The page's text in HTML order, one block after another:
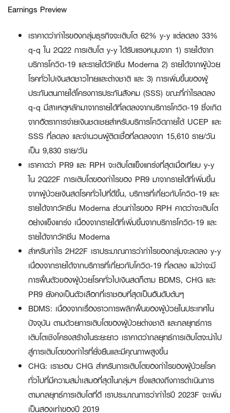
Earnings Preview
เราคาดว่ากำไรของกลุ่มธุรกิจจะเติบโต 62% y-y แต่ลดลง 33%
q-q ใน 2Q22 การเติบโต y-y ได้รับแรงหนุนจาก 1) รายได้จาก
บริการโควิด-19 และรายได้วัคซีน Moderna 2) รายได้จากผู้ป่วย
โรคทั่วไปเงินสดชาวไทยและต่างชาติ และ 3) การเพิ่มขึ้นของผู้
ประกันตนภายใต้โครงการประกันสังคม (SSS) ขณะที่กำไรลดลง
q-q มีสาเหตุหลักมาจากรายได้ที่ลดลงจากบริการโควิด-19 ซึ่งเกิด
จากอัตราการจ่ายเงินชดเชยสำหรับบริการโควิดภายใต้ UCEP และ
SSS ที่ลดลง และจำนวนผู้ติดเชื้อที่ลดลงจาก 15,610 ราย/วัน
เป็น 9,830 ราย/วัน
เราคาดว่า PR9 และ RPH จะเติบโตแข็งแกร่งที่สุดเมื่อเทียบ y-y
ใน 2Q22F การเติบโตของกำไรของ PR9 มาจากรายได้ที่เพิ่มขึ้น
จากผู้ป่วยเงินสดโรคทั่วไปที่ดีขึ้น, บริการที่เกี่ยวกับโควิด-19 และ
รายได้จากวัคซีน Moderna ส่วนกำไรของ RPH คาดว่าจะเติบโต
อย่างแข็งแกร่ง เนื่องจากรายได้ที่เพิ่มขึ้นจากบริการโควิด-19 และ
รายได้จากวัคซีน Moderna
สำหรับกำไร 2H22F เราประมาณการว่ากำไรของกลุ่มจะลดลง y-y
เนื่องจากรายได้จากบริการที่เกี่ยวกับโควิด-19 ที่ลดลง แม้ว่าจะมี
การฟื้นตัวของผู้ป่วยโรคทั่วไปเงินสดก็ตาม BDMS, CHG และ
PR9 ยังคงเป็นตัวเลือกที่เราชอบที่สุดเป็นอันดับต้นๆ
BDMS: เนื่องจากเรื่องราวการพลิกฟื้นของผู้ป่วยในประเทศใน
ปัจจุบัน ตามด้วยการเติบโตของผู้ป่วยต่างชาติ และกลยุทธ์การ
เติบโตเชิงโครงสร้างในระยะยาว เราคาดว่ากลยุทธ์การเติบโตจะนำไป
สู่การเติบโตของกำไรที่ยั่งยืนและมีคุณภาพสูงขึ้น
CHG: เราชอบ CHG สำหรับการเติบโตของกำไรของผู้ป่วยโรค
ทั่วไปที่มีความสม่ำเสมอที่สุดในกลุ่มฯ ซึ่งแสดงถึงการดำเนินการ
ตามกลยุทธ์การเติบโตที่ดี เราประมาณการว่ากำไรปี 2023F จะเพิ่ม
เป็นสองเท่าของปี 2019